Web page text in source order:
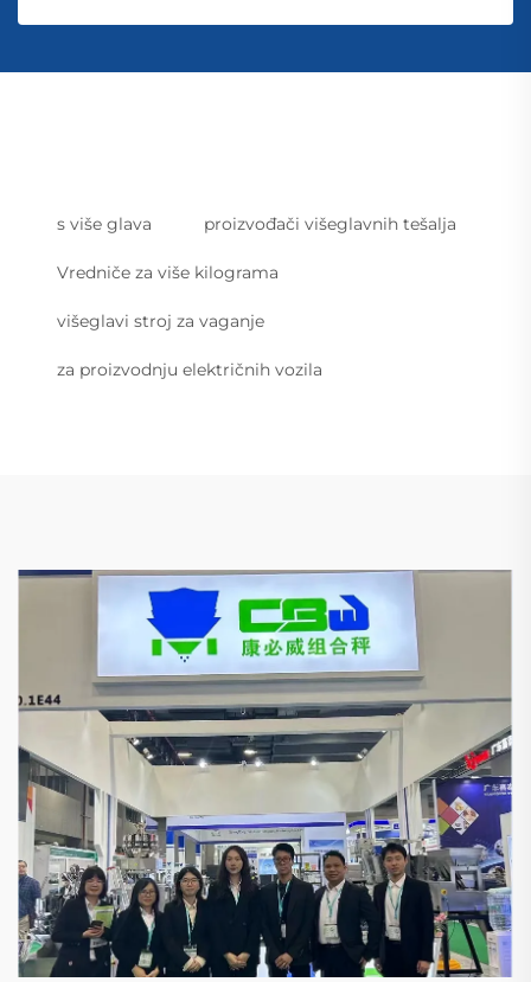
s više glava proizvođači višeglavnih tešalja
Vredniče za više kilograma
višeglavi stroj za vaganje
za proizvodnju električnih vozila